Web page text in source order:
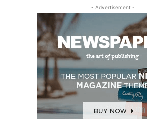
- Advertisement -